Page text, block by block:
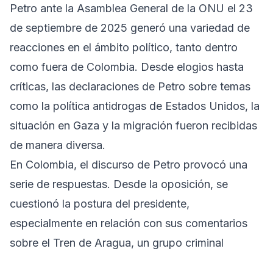
Petro ante la Asamblea General de la ONU el 23
de septiembre de 2025 generó una variedad de
reacciones en el ámbito político, tanto dentro
como fuera de Colombia. Desde elogios hasta
críticas, las declaraciones de Petro sobre temas
como la política antidrogas de Estados Unidos, la
situación en Gaza y la migración fueron recibidas
de manera diversa.
En Colombia, el discurso de Petro provocó una
serie de respuestas. Desde la oposición, se
cuestionó la postura del presidente,
especialmente en relación con sus comentarios
sobre el Tren de Aragua, un grupo criminal